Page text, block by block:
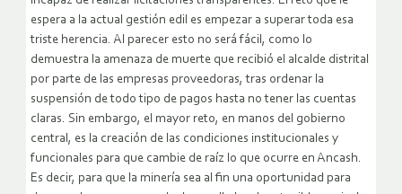
espera a la actual gestión edil es empezar a superar toda esa
triste herencia. Al parecer esto no será fácil, como lo
demuestra la amenaza de muerte que recibió el alcalde distrital
por parte de las empresas proveedoras, tras ordenar la
suspensión de todo tipo de pagos hasta no tener las cuentas
claras. Sin embargo, el mayor reto, en manos del gobierno
central, es la creación de las condiciones institucionales y
funcionales para que cambie de raíz lo que ocurre en Ancash.
Es decir, para que la minería sea al fin una oportunidad para